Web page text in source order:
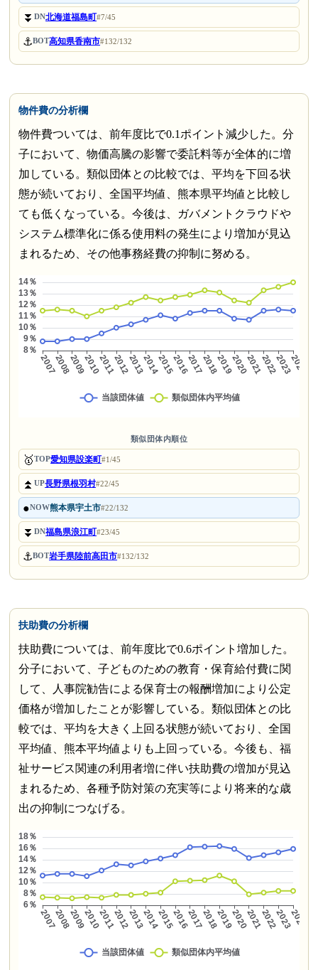
⏬DN北海道福島町#7/45
⚓BOT高知県香南市#132/132
物件費の分析欄
物件費ついては、前年度比で0.1ポイント減少した。分
子において、物価高騰の影響で委託料等が全体的に増
加している。類似団体との比較では、平均を下回る状
態が続いており、全国平均値、熊本県平均値と比較し
ても低くなっている。今後は、ガバメントクラウドや
システム標準化に係る使用料の発生により増加が見込
まれるため、その他事務経費の抑制に努める。
類似団体内順位
🥇TOP愛知県設楽町#1/45
⏫UP長野県根羽村#22/45
●NOW熊本県宇土市#22/132
⏬DN福島県浪江町#23/45
⚓BOT岩手県陸前高田市#132/132
扶助費の分析欄
扶助費については、前年度比で0.6ポイント増加した。
分子において、子どものための教育・保育給付費に関
して、人事院勧告による保育士の報酬増加により公定
価格が増加したことが影響している。類似団体との比
較では、平均を大きく上回る状態が続いており、全国
平均値、熊本平均値よりも上回っている。今後も、福
祉サービス関連の利用者増に伴い扶助費の増加が見込
まれるため、各種予防対策の充実等により将来的な歳
出の抑制につなげる。